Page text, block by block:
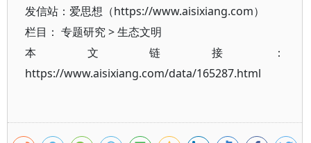
发信站：爱思想（https://www.aisixiang.com）
栏目： 专题研究>生态文明
本文链接：
https://www.aisixiang.com/data/165287.html